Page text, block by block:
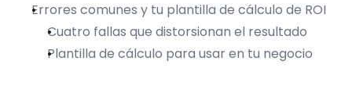
Errores comunes y tu plantilla de cálculo de ROI
Cuatro fallas que distorsionan el resultado
Plantilla de cálculo para usar en tu negocio